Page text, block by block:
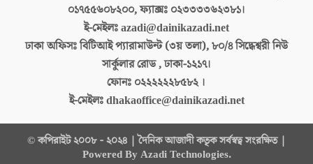
০১৭৫৫৬০৮২০০, ফ্যাক্সঃ ০২৩৩৩৩৬২৩৮১।
ই-মেইলঃazadi@dainikazadi.net
ঢাকা অফিসঃবিটিআই প্যারামাউন্ট (৩য় তলা), ৮০/৪ সিদ্ধেশ্বরী নিউ
সার্কুলার রোড , ঢাকা-১২১৭।
ফোনঃ ০২২২২২২৮৫৮২ ।
ই-মেইলঃdhakaoffice@dainikazadi.net
© কপিরাইট ২০০৮ - ২০২৪ | দৈনিক আজাদী কতৃক সর্বস্বত্ব সংরক্ষিত |
Powered By Azadi Technologies.